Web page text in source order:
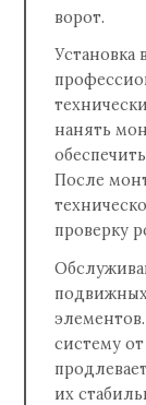
ворот.
Установка
нанять
После
проверку
систему
их